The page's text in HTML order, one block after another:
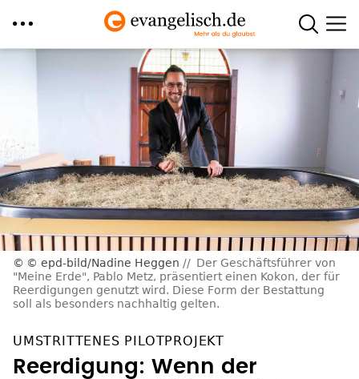
Direkt
© epd-bild/Nadine Heggen
Der Geschäftsführer von
"Meine Erde", Pablo Metz, präsentiert einen Kokon, der für
Reerdigungen genutzt wird. Diese Form der Bestattung
soll als besonders nachhaltig gelten.
UMSTRITTENES PILOTPROJEKT
Reerdigung: Wenn der